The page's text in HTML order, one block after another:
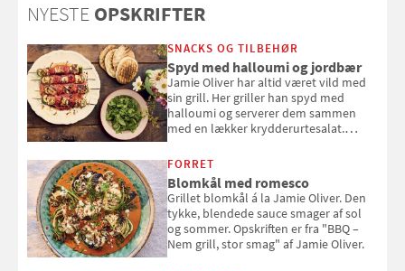
NYESTE OPSKRIFTER
SNACKS OG TILBEHØR
Spyd med halloumi og jordbær
Jamie Oliver har altid været vild med
sin grill. Her griller han spyd med
halloumi og serverer dem sammen
med en lækker krydderurtesalat.
smag" af Jamie Oliver.
FORRET
Blomkål med romesco
Grillet blomkål á la Jamie Oliver. Den
tykke, blendede sauce smager af sol
og sommer. Opskriften er fra "BBQ –
Nem grill, stor smag" af Jamie Oliver.